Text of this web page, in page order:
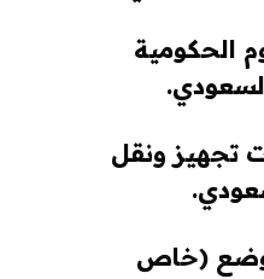
الحكومية
تجهيز ونقل
(خاص